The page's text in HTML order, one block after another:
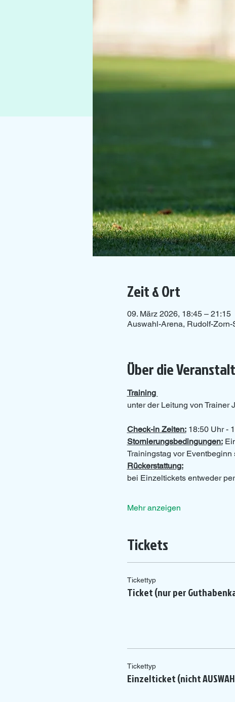
Zeit & Ort
09. März 2026, 18:45 – 21:15
Auswahl-Arena, Rudolf-
Über die
Training
unter der Leitung von Trainer
Check-in Zeiten: 18:50 Uhr -
Stornierungsbedingungen:
Trainingstag vor Eventbeginn
Rückerstattung:
bei Einzeltickets entweder
Mehr anzeigen
Tickets
Tickettyp
Ticket (nur per
Tickettyp
Einzelticket (nicht